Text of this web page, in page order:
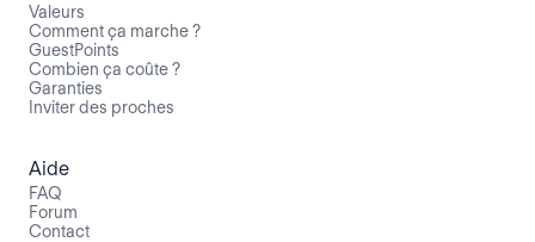
Valeurs
Comment ça marche ?
GuestPoints
Combien ça coûte ?
Garanties
Inviter des proches
Aide
FAQ
Forum
Contact